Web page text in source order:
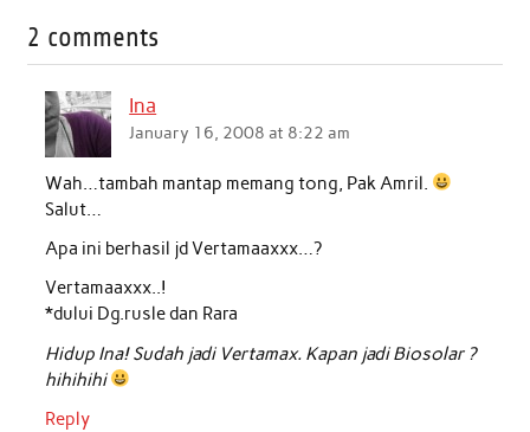
e
o
o
k
t
t
A
p
n
2 comments
Ina
January 16, 2008 at 8:22 am
Wah…tambah mantap memang tong, Pak Amril.
Salut…
Apa ini berhasil jd Vertamaaxxx…?
Vertamaaxxx..!
*dului Dg.rusle dan Rara
Hidup Ina! Sudah jadi Vertamax. Kapan jadi Biosolar ?
hihihihi
Reply